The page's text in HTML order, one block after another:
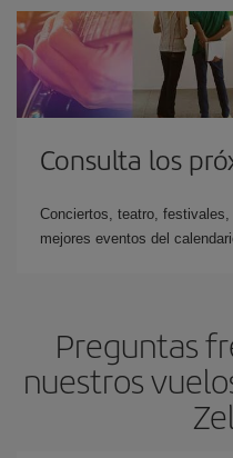
Consulta los
Conciertos, teatro,
mejores eventos del
Preguntas
nuestros